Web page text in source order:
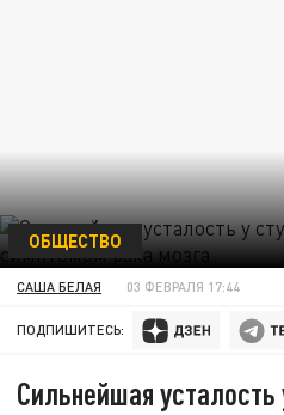
ОБЩЕСТВО
САША БЕЛАЯ 03 ФЕВРАЛЯ 17:44
ПОДПИШИТЕСЬ:
Сильнейшая усталость